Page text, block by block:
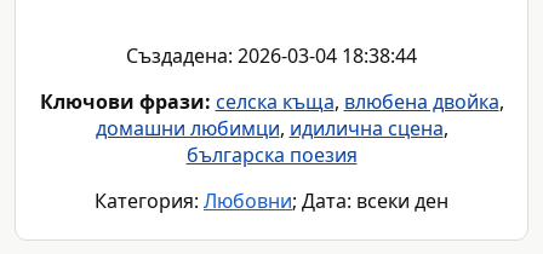
Създадена: 2026-03-04 18:38:44
Ключови фрази: селска къща, влюбена двойка,
домашни любимци, идилична сцена,
българска поезия
Категория: Любовни; Дата: всеки ден